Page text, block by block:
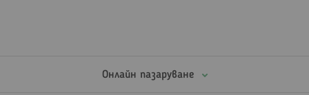
Онлайн пазаруване